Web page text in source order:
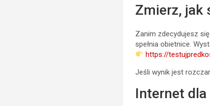
Zmierz, jak
Zanim zdecydujesz
spełnia obietnice.
https://
Jeśli wynik jest
Internet